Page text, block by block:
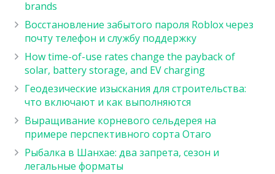
brands
Восстановление забытого пароля Roblox через
почту телефон и службу поддержку
How time-of-use rates change the payback of
solar, battery storage, and EV charging
Геодезические изыскания для строительства:
что включают и как выполняются
Выращивание корневого сельдерея на
примере перспективного сорта Отаго
Рыбалка в Шанхае: два запрета, сезон и
легальные форматы